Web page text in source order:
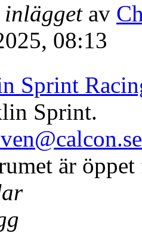
inläggetav
08:13
Sprint
Sprint.
är